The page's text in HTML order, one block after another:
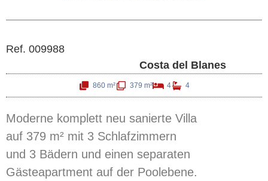
Ref. 009988
Costa del Blanes
860 m² 379 m² 4 4
Moderne komplett neu sanierte Villa
auf 379 m² mit 3 Schlafzimmern
und 3 Bädern und einen separaten
Gästeapartment auf der Poolebene.